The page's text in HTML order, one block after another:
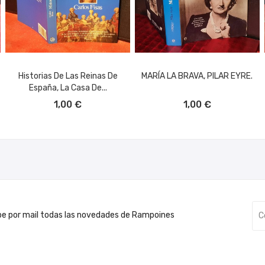
Historias De Las Reinas De
España, La Casa De...
1,00 €
MARÍA LA BRAVA, PILAR EYRE.
1,00 €
por mail todas las novedades de Rampoines